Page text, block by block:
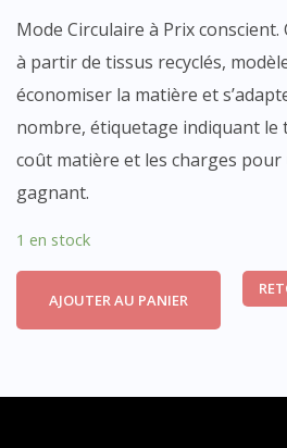
Mode Circulaire à Prix
à partir de tissus recyclés,
économiser la matière et
nombre, étiquetage indiquant le
coût matière et les charges
gagnant.
1 en stock
AJOUTER AU PANIER